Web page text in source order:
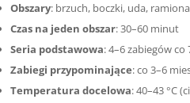
Obszary: brzuch, boczki, uda,
Czas na jeden obszar: 30–60 minut
Seria podstawowa: 4–6 zabiegów co
Zabiegi przypominające: co 3–6
Temperatura docelowa: 40–43 °C